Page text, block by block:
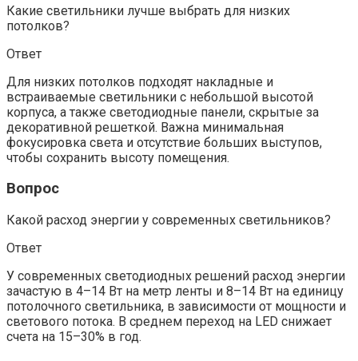
Какие светильники лучше выбрать для низких
потолков?
Ответ
Для низких потолков подходят накладные и
встраиваемые светильники с небольшой высотой
корпуса, а также светодиодные панели, скрытые за
декоративной решеткой. Важна минимальная
фокусировка света и отсутствие больших выступов,
чтобы сохранить высоту помещения.
Вопрос
Какой расход энергии у современных светильников?
Ответ
У современных светодиодных решений расход энергии
зачастую в 4–14 Вт на метр ленты и 8–14 Вт на единицу
потолочного светильника, в зависимости от мощности и
светового потока. В среднем переход на LED снижает
счета на 15–30% в год.